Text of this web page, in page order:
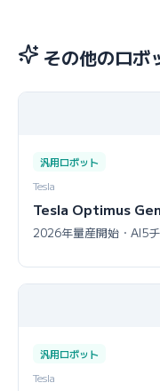
その他のロボ
汎用ロボット
Tesla
Tesla Optimus
2026年量産開始・AI5
汎用ロボット
Tesla